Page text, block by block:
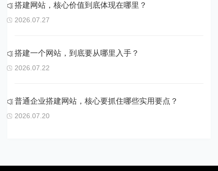
搭建网站，核心价值到底体现在哪里？
2026.07.27
搭建一个网站，到底要从哪里入手？
2026.07.22
普通企业搭建网站，核心要抓住哪些实用要点？
2026.07.20